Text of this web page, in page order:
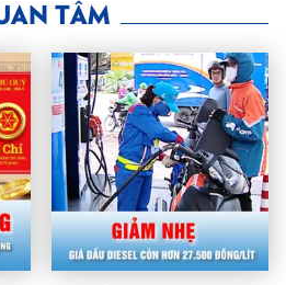
TÂM